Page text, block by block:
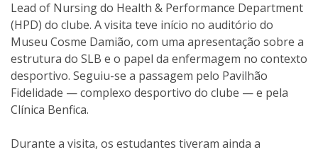
Lead of Nursing do Health & Performance Department
(HPD) do clube. A visita teve início no auditório do
Museu Cosme Damião, com uma apresentação sobre a
estrutura do SLB e o papel da enfermagem no contexto
desportivo. Seguiu-se a passagem pelo Pavilhão
Fidelidade — complexo desportivo do clube — e pela
Clínica Benfica.
Durante a visita, os estudantes tiveram ainda a